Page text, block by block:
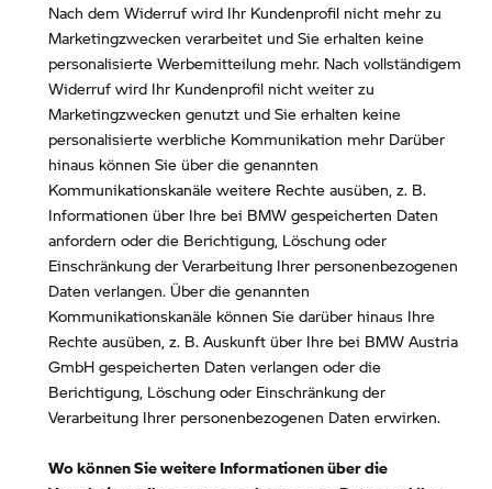
Nach dem Widerruf wird Ihr Kundenprofil nicht mehr zu
Marketingzwecken verarbeitet und Sie erhalten keine
personalisierte Werbemitteilung mehr. Nach vollständigem
Widerruf wird Ihr Kundenprofil nicht weiter zu
Marketingzwecken genutzt und Sie erhalten keine
personalisierte werbliche Kommunikation mehr Darüber
hinaus können Sie über die genannten
Kommunikationskanäle weitere Rechte ausüben, z. B.
Informationen über Ihre bei BMW gespeicherten Daten
anfordern oder die Berichtigung, Löschung oder
Einschränkung der Verarbeitung Ihrer personenbezogenen
Daten verlangen. Über die genannten
Kommunikationskanäle können Sie darüber hinaus Ihre
Rechte ausüben, z. B. Auskunft über Ihre bei BMW Austria
GmbH gespeicherten Daten verlangen oder die
Berichtigung, Löschung oder Einschränkung der
Verarbeitung Ihrer personenbezogenen Daten erwirken.
Wo können Sie weitere Informationen über die